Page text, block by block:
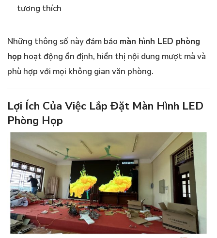
tương thích
Những thông số này đảm bảo màn hình LED phòng
họp hoạt động ổn định, hiển thị nội dung mượt mà và
phù hợp với mọi không gian văn phòng.
Lợi Ích Của Việc Lắp Đặt Màn Hình LED
Phòng Họp